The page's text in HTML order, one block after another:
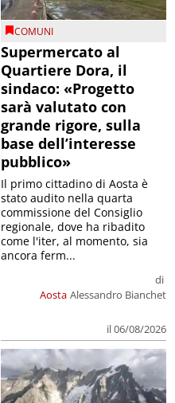
COMUNI
Supermercato al
Quartiere Dora, il
sindaco: «Progetto
sarà valutato con
grande rigore, sulla
base dell’interesse
pubblico»
Aosta
di
Alessandro Bianchet
il 06/08/2026
Il primo cittadino di Aosta è
stato audito nella quarta
commissione del Consiglio
regionale, dove ha ribadito
come l'iter, al momento, sia
ancora ferm...